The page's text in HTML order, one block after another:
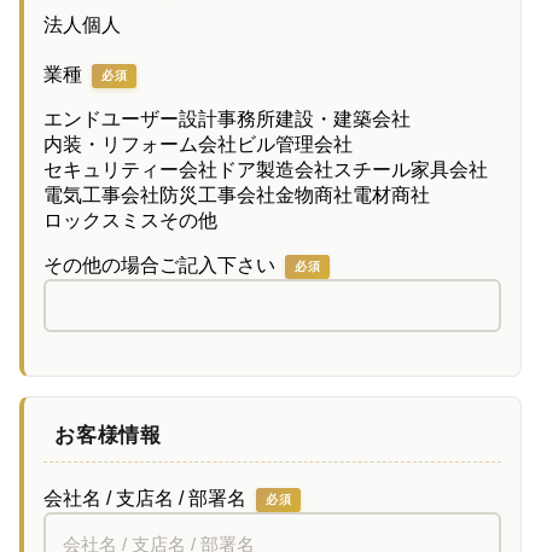
法人個人
業種 必須
エンドユーザー設計事務所建設・建築会社
内装・リフォーム会社 ビル管理会社
セキュリティー会社 ドア製造会社スチール家具会社
電気工事会社防災工事会社金物商社電材商社
ロックスミスその他
その他の場合ご記入下さい 必須
お客様情報
会社名 / 支店名 / 部署名 必須